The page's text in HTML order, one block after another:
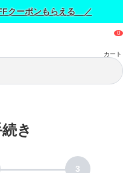
クーポンもらえる ／
カート
き